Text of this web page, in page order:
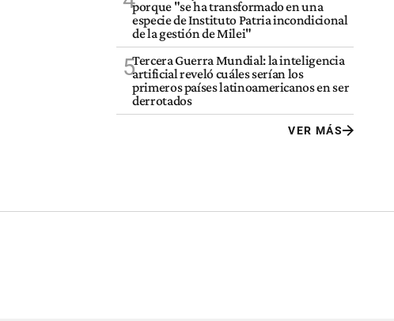
porque "se ha transformado en una
especie de Instituto Patria incondicional
de la gestión de Milei"
5Tercera Guerra Mundial: la inteligencia
artificial reveló cuáles serían los
primeros países latinoamericanos en ser
derrotados
VER MÁS